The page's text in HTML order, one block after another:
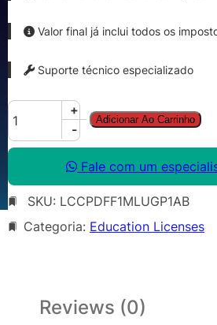
Valor final já inclui todos os
Suporte técnico especializado
C
r
l
P
D
+
-
Adicionar Ao Carrinho
Fale com um
SKU: LCCPDFF1MLUGP1AB
Categoria: Education Licenses
Reviews (0)